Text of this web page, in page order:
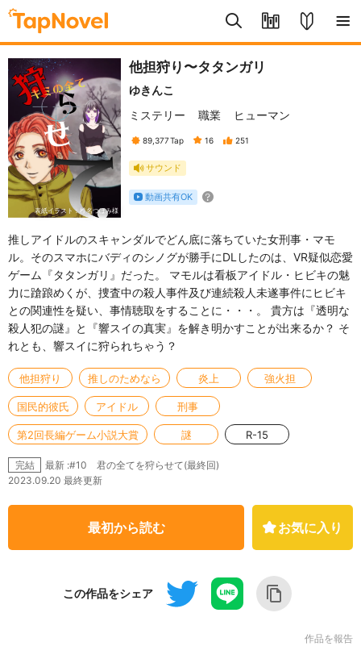
表紙イラスト：椎名つぼみ様
他担狩り〜タタンガリ
ゆきんこ
ミステリー
職業 ヒューマン
89,377Tap 16 251
サウンド
動画共有OK
推しアイドルのスキャンダルでどん底に落ちていた女刑事・マモ
ル。そのスマホにバディのシノグが勝手にDLしたのは、VR疑似恋愛
ゲーム『タタンガリ』だった。 マモルは看板アイドル・ヒビキの魅
力に蹌踉めくが、捜査中の殺人事件及び連続殺人未遂事件にヒビキ
との関連性を疑い、事情聴取をすることに・・・。 貴方は『透明な
殺人犯の謎』と『響スイの真実』を解き明かすことが出来るか？ そ
れとも、響スイに狩られちゃう？
他担狩り 推しのためなら 炎上 強火担
国民的彼氏 アイドル 刑事
第2回長編ゲーム小説大賞 謎 R-15
完結
最新 :#10 君の全てを狩らせて(最終回)
2023.09.20 最終更新
最初から読む お気に入り
この作品をシェア
作品を報告